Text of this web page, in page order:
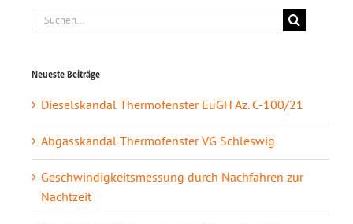
Suche
nach:
Neueste Beiträge
Dieselskandal Thermofenster EuGH Az. C-100/21
Abgasskandal Thermofenster VG Schleswig
Geschwindigkeitsmessung durch Nachfahren zur
Nachtzeit